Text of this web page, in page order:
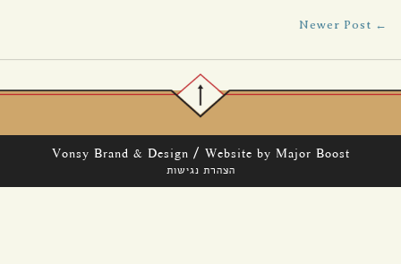
← Newer Post
Vonsy Brand & Design / Website by Major Boost
הצהרת נגישות